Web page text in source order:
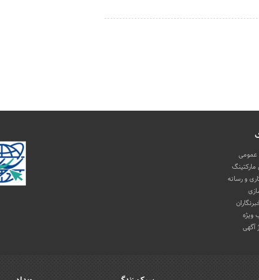
عمومی
مارکتینگ
و رسانه
ویژه
آگهی